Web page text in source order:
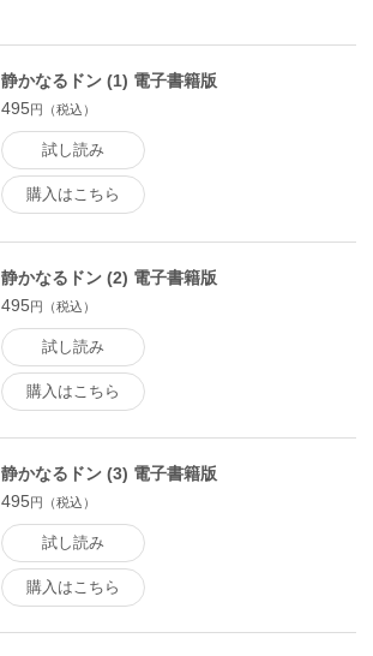
静かなるドン (1) 電子書籍版
495円（税込）
試し読み
購入はこちら
静かなるドン (2) 電子書籍版
495円（税込）
試し読み
購入はこちら
静かなるドン (3) 電子書籍版
495円（税込）
試し読み
購入はこちら